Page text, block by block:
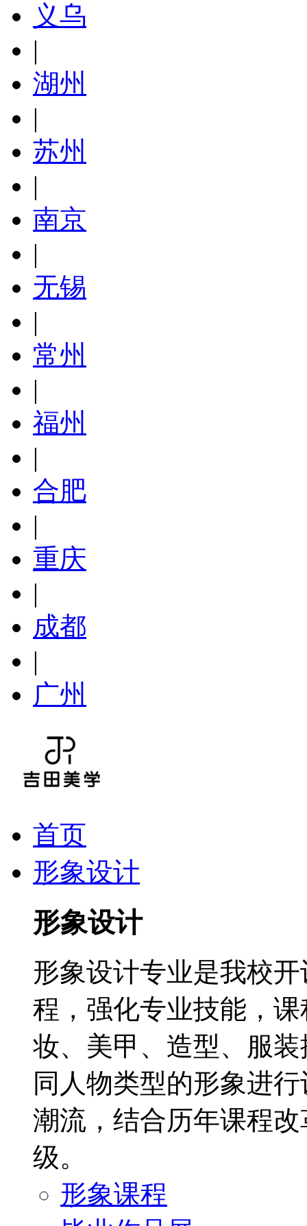
义乌
|
湖州
|
苏州
|
南京
|
无锡
|
常州
|
福州
|
合肥
|
重庆
|
成都
|
广州
首页
形象设计
形象设计
形象设计专业是我校
程，强化专业技能，
妆、美甲、造型、服
同人物类型的形象进
潮流，结合历年课程
级。
形象课程